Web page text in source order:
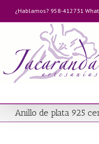
contenido
¿Hablamos? 958-412731
Anillo de plata 925